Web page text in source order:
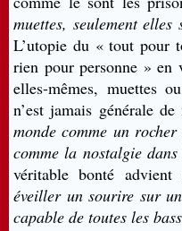
muettes, seulement
L’utopie du « tout pour
rien pour personne » en
elles-mêmes, muettes
n’est jamais générale
monde comme un
comme la nostalgie
véritable bonté
éveiller un sourire sur
capable de toutes les